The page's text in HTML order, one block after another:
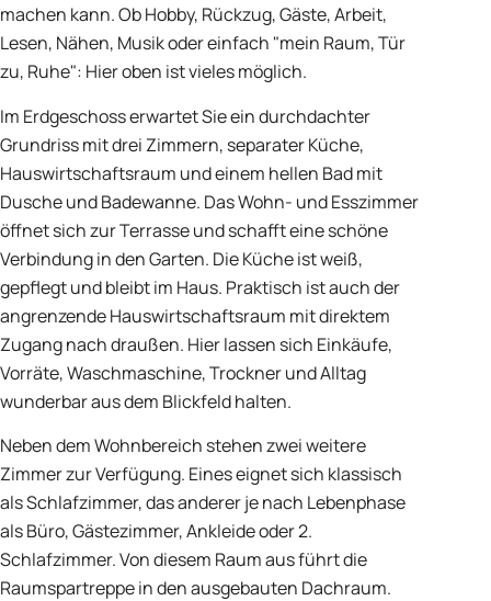
machen kann. Ob Hobby, Rückzug, Gäste, Arbeit,
Lesen, Nähen, Musik oder einfach "mein Raum, Tür
zu, Ruhe": Hier oben ist vieles möglich.
Im Erdgeschoss erwartet Sie ein durchdachter
Grundriss mit drei Zimmern, separater Küche,
Hauswirtschaftsraum und einem hellen Bad mit
Dusche und Badewanne. Das Wohn- und Esszimmer
öffnet sich zur Terrasse und schafft eine schöne
Verbindung in den Garten. Die Küche ist weiß,
gepflegt und bleibt im Haus. Praktisch ist auch der
angrenzende Hauswirtschaftsraum mit direktem
Zugang nach draußen. Hier lassen sich Einkäufe,
Vorräte, Waschmaschine, Trockner und Alltag
wunderbar aus dem Blickfeld halten.
Neben dem Wohnbereich stehen zwei weitere
Zimmer zur Verfügung. Eines eignet sich klassisch
als Schlafzimmer, das anderer je nach Lebenphase
als Büro, Gästezimmer, Ankleide oder 2.
Schlafzimmer. Von diesem Raum aus führt die
Raumspartreppe in den ausgebauten Dachraum.